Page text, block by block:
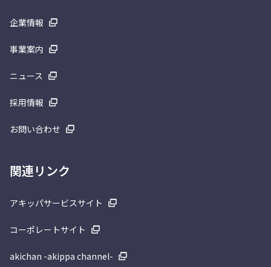
企業情報
事業案内
ニュース
採用情報
お問い合わせ
関連リンク
アキッパサービスサイト
コーポレートサイト
akichan -akippa channel-